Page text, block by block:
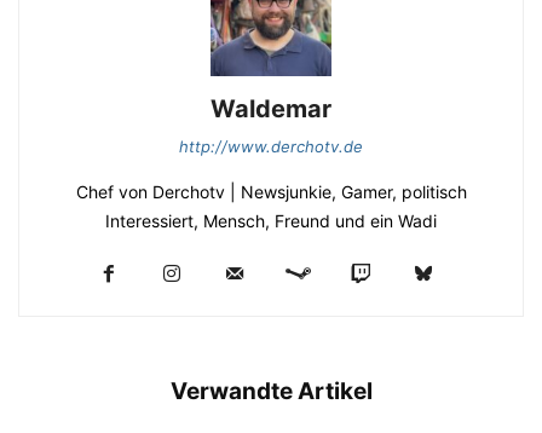
Waldemar
http://www.derchotv.de
Chef von Derchotv | Newsjunkie, Gamer, politisch
Interessiert, Mensch, Freund und ein Wadi
Verwandte Artikel